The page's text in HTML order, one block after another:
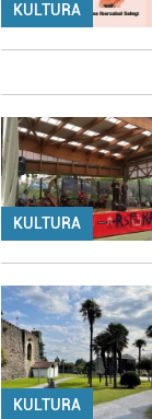
KULTURA
KULTURA
KULTURA